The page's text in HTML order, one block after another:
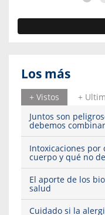
Los más
+ Vistos
+
Juntos son
debemos combinar
Intoxicaciones por
cuerpo y qué no
El aporte de los
salud
Cuidado si la